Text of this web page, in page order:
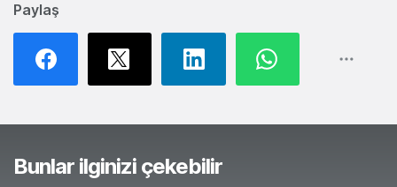
Paylaş
Bunlar ilginizi çekebilir